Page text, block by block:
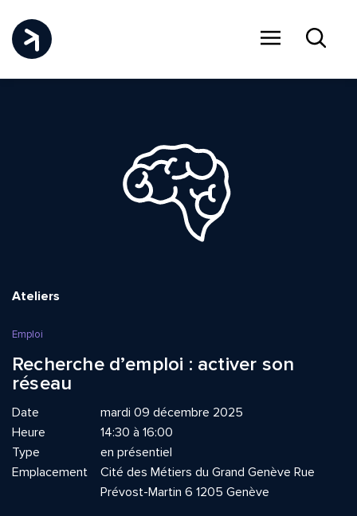
Ateliers
Emploi
Recherche d’emploi : activer son
réseau
Date
mardi 09 décembre 2025
Heure
14:30 à 16:00
Type
en présentiel
Emplacement
Cité des Métiers du Grand Genève Rue
Prévost-Martin 6 1205 Genève